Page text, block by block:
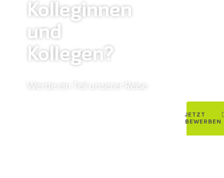
Kolleginnen
und
Kollegen?
Werde ein Teil unserer Reise
JETZT
BEWERBEN